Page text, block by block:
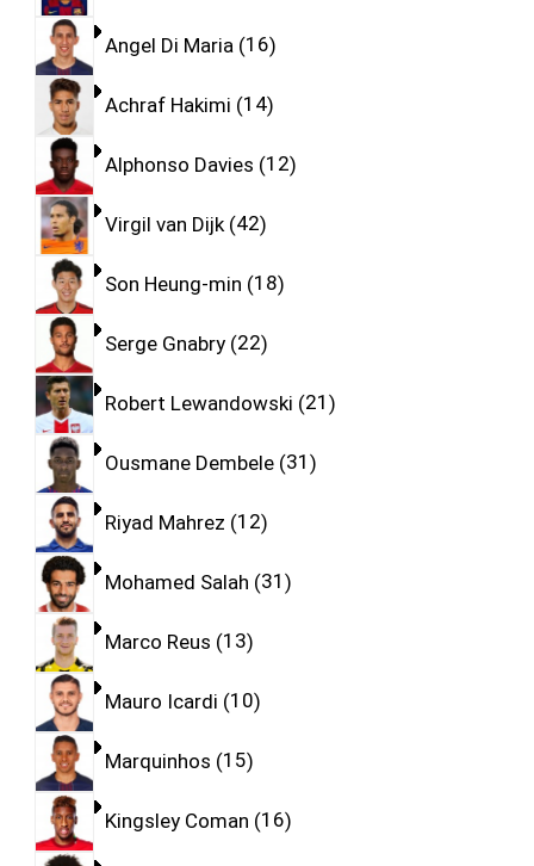
Angel Di Maria 16
Achraf Hakimi 14
Alphonso Davies 12
Virgil van Dijk 42
Son Heung-min 18
Serge Gnabry 22
Robert Lewandowski 21
Ousmane Dembele 31
Riyad Mahrez 12
Mohamed Salah 31
Marco Reus 13
Mauro Icardi 10
Marquinhos 15
Kingsley Coman 16